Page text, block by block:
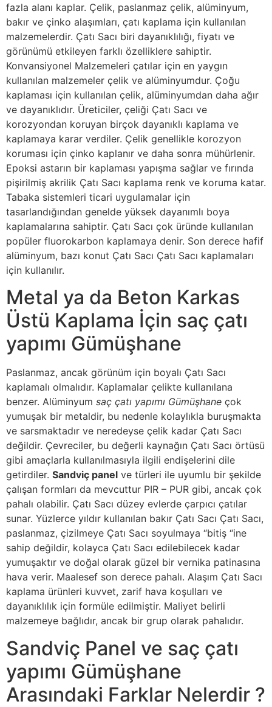
fazla alanı kaplar. Çelik, paslanmaz çelik, alüminyum,
bakır ve çinko alaşımları, çatı kaplama için kullanılan
malzemelerdir. Çatı Sacı biri dayanıklılığı, fiyatı ve
görünümü etkileyen farklı özelliklere sahiptir.
Konvansiyonel Malzemeleri çatılar için en yaygın
kullanılan malzemeler çelik ve alüminyumdur. Çoğu
kaplaması için kullanılan çelik, alüminyumdan daha ağır
ve dayanıklıdır. Üreticiler, çeliği Çatı Sacı ve
korozyondan koruyan birçok dayanıklı kaplama ve
kaplamaya karar verdiler. Çelik genellikle korozyon
koruması için çinko kaplanır ve daha sonra mühürlenir.
Epoksi astarın bir kaplaması yapışma sağlar ve fırında
pişirilmiş akrilik Çatı Sacı kaplama renk ve koruma katar.
Tabaka sistemleri ticari uygulamalar için
tasarlandığından genelde yüksek dayanımlı boya
kaplamalarına sahiptir. Çatı Sacı çok üründe kullanılan
popüler fluorokarbon kaplamaya denir. Son derece hafif
alüminyum, bazı konut Çatı Sacı Çatı Sacı kaplamaları
için kullanılır.
Metal ya da Beton Karkas
Üstü Kaplama İçin saç çatı
yapımı Gümüşhane
Paslanmaz, ancak görünüm için boyalı Çatı Sacı
kaplamalı olmalıdır. Kaplamalar çelikte kullanılana
benzer. Alüminyum saç çatı yapımı Gümüşhane çok
yumuşak bir metaldir, bu nedenle kolaylıkla buruşmakta
ve sarsmaktadır ve neredeyse çelik kadar Çatı Sacı
değildir. Çevreciler, bu değerli kaynağın Çatı Sacı örtüsü
gibi amaçlarla kullanılmasıyla ilgili endişelerini dile
getirdiler. Sandviç panel ve türleri ile uyumlu bir şekilde
çalışan formları da mevcuttur PIR – PUR gibi, ancak çok
pahalı olabilir. Çatı Sacı düzey evlerde çarpıcı çatılar
sunar. Yüzlerce yıldır kullanılan bakır Çatı Sacı Çatı Sacı,
paslanmaz, çizilmeye Çatı Sacı soyulmaya “bitiş “ine
sahip değildir, kolayca Çatı Sacı edilebilecek kadar
yumuşaktır ve doğal olarak güzel bir vernika patinasına
hava verir. Maalesef son derece pahalı. Alaşım Çatı Sacı
kaplama ürünleri kuvvet, zarif hava koşulları ve
dayanıklılık için formüle edilmiştir. Maliyet belirli
malzemeye bağlıdır, ancak bir grup olarak pahalıdır.
Sandviç Panel ve saç çatı
yapımı Gümüşhane
Arasındaki Farklar Nelerdir ?